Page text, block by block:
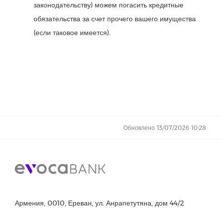
законодательству) можем погасить кредитные
обязательства за счет прочего вашего имущества
(если таковое имеется).
Обновлено 13/07/2026 10:28
Армения, 0010, Ереван, ул. Анрапетутяна, дом 44/2